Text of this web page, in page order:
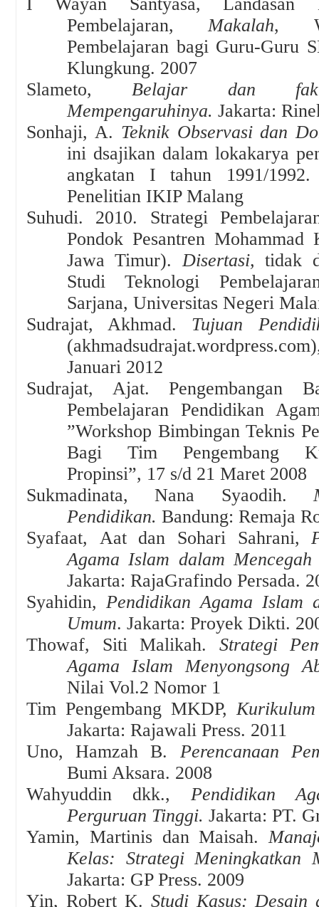
Pembelajaran,Makalah,
Pembelajaran bagi Guru-Guru
Klungkung. 2007
Slameto,Belajar dan
Mempengaruhinya. Jakarta:
Sonhaji, A. Teknik Observasi dan
ini dsajikan dalam lokakarya
angkatan I tahun 1991/1992.
Penelitian IKIP Malang
Suhudi. 2010. Strategi
Pondok Pesantren
Jawa Timur). Disertasi, tidak
Studi Teknologi
Sarjana, Universitas Negeri
Sudrajat, Akhmad. Tujuan
Januari 2012
Sudrajat, Ajat. Pengembangan
Pembelajaran Pendidikan
”Workshop Bimbingan Teknis
Bagi Tim Pengembang
Propinsi”, 17 s/d 21 Maret 2008
Sukmadinata, Nana Syaodih.
Pendidikan. Bandung: Remaja
Syafaat, Aat dan Sohari Sahrani,
Agama Islam dalam
Jakarta: RajaGrafindo Persada.
Syahidin, Pendidikan Agama Islam
Umum. Jakarta: Proyek Dikti.
Thowaf, Siti Malikah. Strategi
Agama Islam Menyongsong
Nilai Vol.2 Nomor 1
Tim Pengembang MKDP,
Jakarta: Rajawali Press. 2011
Uno, Hamzah B. Perencanaan
Bumi Aksara. 2008
Wahyuddin dkk., Pendidikan
Perguruan Tinggi. Jakarta: PT.
Yamin, Martinis dan Maisah.
Kelas: Strategi Meningkatkan
Jakarta: GP Press. 2009
Yin, Robert K. Studi Kasus: Desain